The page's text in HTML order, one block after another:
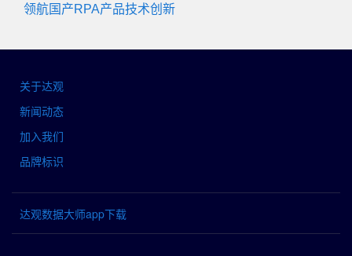
领航国产RPA产品技术创新
关于达观
新闻动态
加入我们
品牌标识
达观数据大师app下载